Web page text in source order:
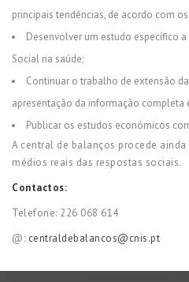
principais tendências, de acordo com
Desenvolver um estudo específico
Social na saúde;
Continuar o trabalho de extensão
apresentação da informação completa
Publicar os estudos económicos
A central de balanços procede
médios reais das respostas sociais.
Contactos:
Telefone: 226 068 614
@: centraldebalancos@cnis.pt